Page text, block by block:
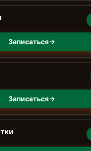
Записаться
Записаться